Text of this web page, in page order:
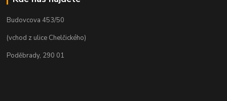
Budovcova 453/50
(vchod z ulice Chelčického)
Poděbrady, 290 01